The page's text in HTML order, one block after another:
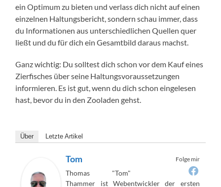
ein Optimum zu bieten und verlass dich nicht auf einen
einzelnen Haltungsbericht, sondern schau immer, dass
du Informationen aus unterschiedlichen Quellen quer
ließt und du für dich ein Gesamtbild daraus machst.
Ganz wichtig: Du solltest dich schon vor dem Kauf eines
Zierfisches über seine Haltungsvoraussetzungen
informieren. Es ist gut, wenn du dich schon eingelesen
hast, bevor du in den Zooladen gehst.
Über Letzte Artikel
Folge mir
Tom
Thomas "Tom"
Thammer ist Webentwickler der ersten